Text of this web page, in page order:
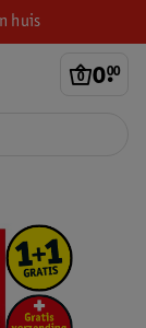
huis
0.
00